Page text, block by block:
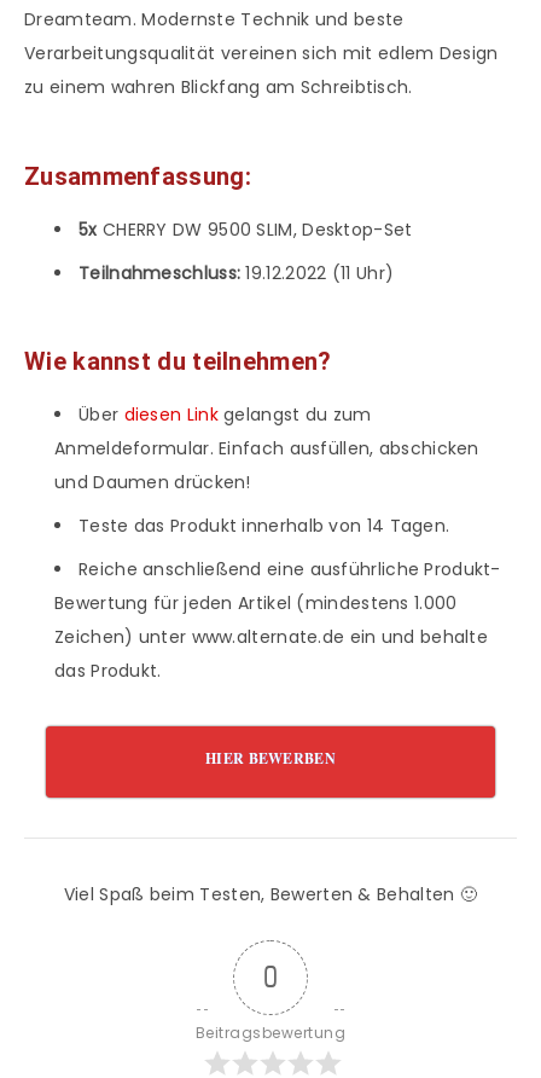
Dreamteam. Modernste Technik und beste
Verarbeitungsqualität vereinen sich mit edlem Design
zu einem wahren Blickfang am Schreibtisch.
Zusammenfassung:
5x CHERRY DW 9500 SLIM, Desktop-Set
Teilnahmeschluss: 19.12.2022 (11 Uhr)
Wie kannst du teilnehmen?
Über diesen Linkgelangst du zum
Anmeldeformular. Einfach ausfüllen, abschicken
und Daumen drücken!
Teste das Produkt innerhalb von 14 Tagen.
Reiche anschließend eine ausführliche Produkt-
Bewertung für jeden Artikel (mindestens 1.000
Zeichen) unter www.alternate.de ein und behalte
das Produkt.
HIER BEWERBEN
Viel Spaß beim Testen, Bewerten & Behalten 🙂
0
Beitragsbewertung